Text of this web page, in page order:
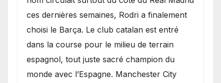
transferts.
ces dernières semaines, Rodri a finalement
choisi le Barça. Le club catalan est entré
dans la course pour le milieu de terrain
espagnol, tout juste sacré champion du
monde avec l’Espagne. Manchester City